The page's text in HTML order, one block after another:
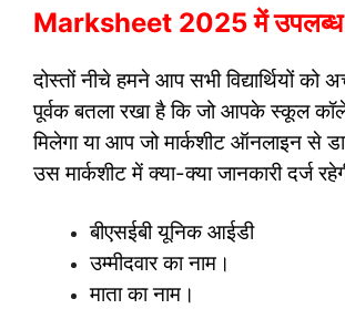
Marksheet 2025 में उपलब्ध
दोस्तों नीचे हमने आप सभी विद्यार्थियों को
पूर्वक बतला रखा है कि जो आपके स्कूल
मिलेगा या आप जो मार्कशीट ऑनलाइन से
उस मार्कशीट में क्या-क्या जानकारी दर्ज
बीएसईबी यूनिक आईडी
उम्मीदवार का नाम।
माता का नाम।